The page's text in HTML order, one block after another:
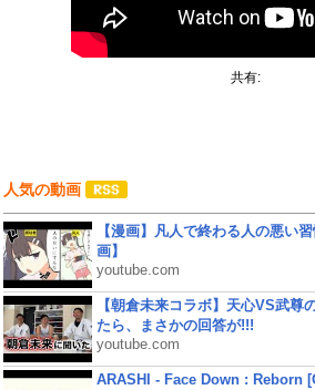
共有:
人気の動画
【漫画】凡人で終わる人の悪い
画】
youtube.com
【朝倉未来コラボ】天心VS武尊
たら、まさかの回答が!!!
youtube.com
ARASHI - Face Down : Reborn